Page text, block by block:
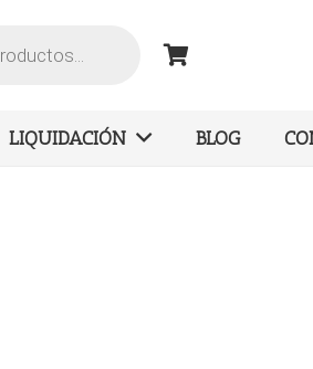
LIQUIDACIÓN BLOG